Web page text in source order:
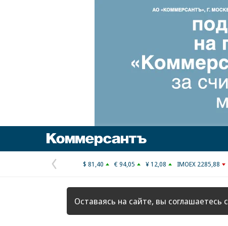
Предыдущая
страница
$ 81,40 € 94,05 ¥ 12,08 IMOEX 2285,88
Оставаясь на сайте, вы соглашаетесь с